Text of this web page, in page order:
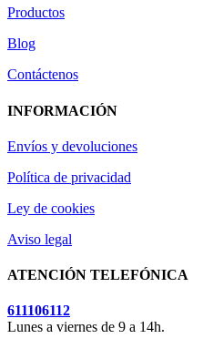
Productos
Blog
Contáctenos
INFORMACIÓN
Envíos y devoluciones
Política de privacidad
Ley de cookies
Aviso legal
ATENCIÓN TELEFÓNICA
611106112
Lunes a viernes de 9 a 14h.